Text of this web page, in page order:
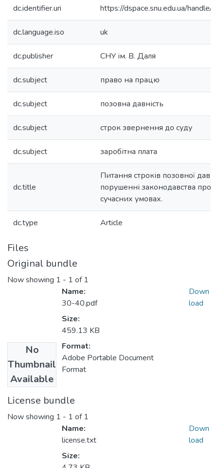
dc.identifier.uri https://dspace.snu.edu.ua/
dc.language.iso uk
dc.publisher СНУ ім. В. Даля
dc.subject право на працю
dc.subject позовна давність
dc.subject строк звернення до суду
dc.subject заробітна плата
dc.title
Питання строків позовної
порушенні законодавства про
сучасних умовах.
dc.type Article
Files
Original bundle
Now showing 1 - 1 of 1
No
Thumbnail
Available
Name:
30-40.pdf
Size:
459.13 KB
Format:
Adobe Portable Document
Format
Down
load
License bundle
Now showing 1 - 1 of 1
Name:
license.txt
Size:
Down
load